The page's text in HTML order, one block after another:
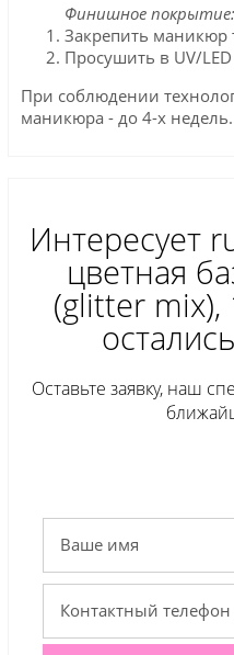
Финишное покрытие:
Закрепить
Просушить в UV/
При соблюдении
маникюра - до 4-х недель.
Интересует
цветная
(glitter
Оставьте заявку, наш